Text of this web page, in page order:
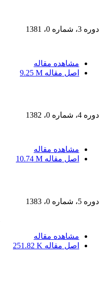
دوره 3، شماره 0، 1381
مشاهده مقاله
اصل مقاله 9.25 M
دوره 4، شماره 0، 1382
مشاهده مقاله
اصل مقاله 10.74 M
دوره 5، شماره 0، 1383
مشاهده مقاله
اصل مقاله 251.82 K